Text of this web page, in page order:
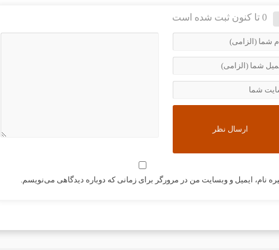
0 تا کنون ثبت شده است
نام، ایمیل و وبسایت من در مرورگر برای زمانی که دوباره دیدگاهی می‌نویسم.